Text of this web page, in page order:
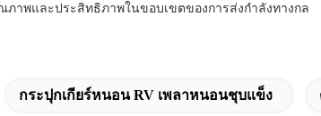
าพและประสิทธิภาพในขอบเขตของการส่งกำลังทางกล
กระปุกเกียร์หนอน RV เพลาหนอนชุบแข็ง